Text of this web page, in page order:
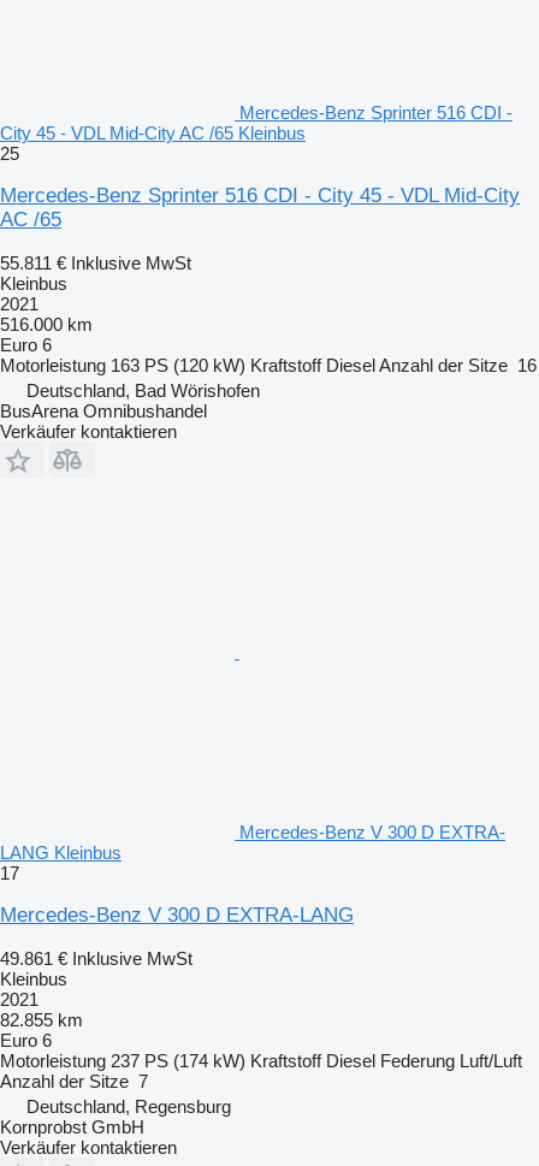
Mercedes-Benz Sprinter 516 CDI -
City 45 - VDL Mid-City AC /65 Kleinbus
25
Mercedes-Benz Sprinter 516 CDI - City 45 - VDL Mid-City
AC /65
55.811 € Inklusive MwSt
Kleinbus
2021
516.000 km
Euro 6
Motorleistung 163 PS (120 kW) Kraftstoff DieselAnzahl der Sitze 16
Deutschland, Bad Wörishofen
BusArena Omnibushandel
Verkäufer kontaktieren
Mercedes-Benz V 300 D EXTRA-
LANG Kleinbus
17
Mercedes-Benz V 300 D EXTRA-LANG
49.861 € Inklusive MwSt
Kleinbus
2021
82.855 km
Euro 6
Motorleistung 237 PS (174 kW) Kraftstoff Diesel Federung Luft/Luft
Anzahl der Sitze 7
Deutschland, Regensburg
Kornprobst GmbH
Verkäufer kontaktieren